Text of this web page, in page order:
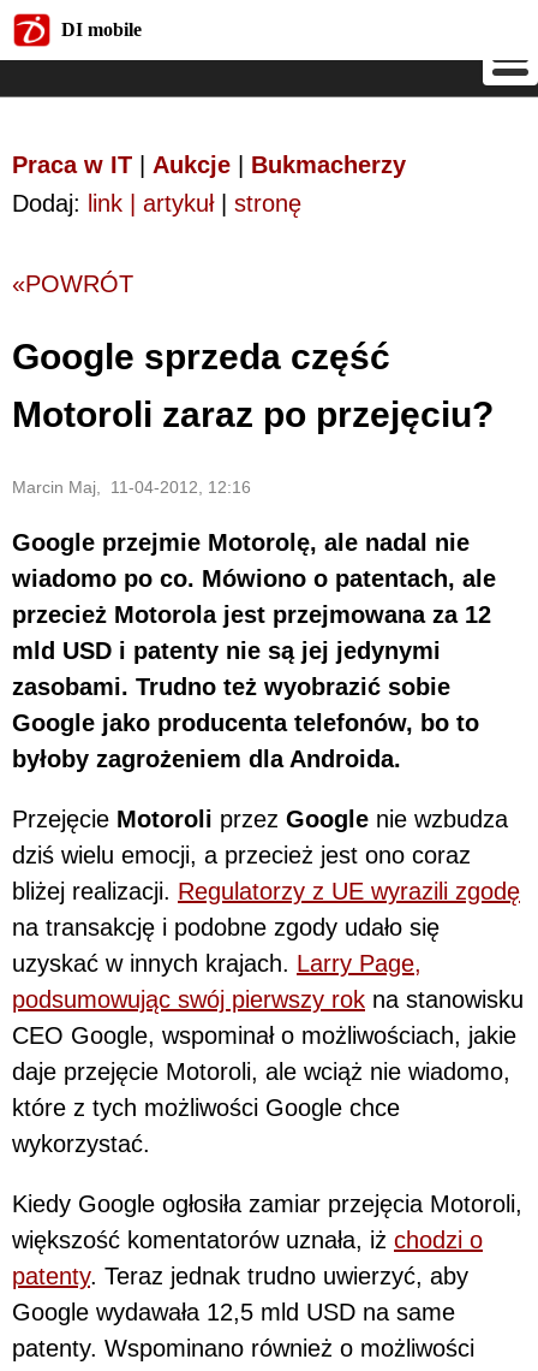
DI mobile
Praca w IT Aukcje
Bukmacherzy
Dodaj: link | artykuł| stronę
«POWRÓT
Google sprzeda część
Motoroli zaraz po przejęciu?
Marcin Maj, 11-04-2012, 12:16
Google przejmie Motorolę, ale nadal nie
wiadomo po co. Mówiono o patentach, ale
przecież Motorola jest przejmowana za 12
mld USD i patenty nie są jej jedynymi
zasobami. Trudno też wyobrazić sobie
Google jako producenta telefonów, bo to
byłoby zagrożeniem dla Androida.
Przejęcie Motoroli przez Google nie wzbudza
dziś wielu emocji, a przecież jest ono coraz
bliżej realizacji. Regulatorzy z UE wyrazili zgodę
na transakcję i podobne zgody udało się
uzyskać w innych krajach. Larry Page,
podsumowując swój pierwszy rok na stanowisku
CEO Google, wspominał o możliwościach, jakie
daje przejęcie Motoroli, ale wciąż nie wiadomo,
które z tych możliwości Google chce
wykorzystać.
Kiedy Google ogłosiła zamiar przejęcia Motoroli,
większość komentatorów uznała, iż chodzi o
patenty. Teraz jednak trudno uwierzyć, aby
Google wydawała 12,5 mld USD na same
patenty. Wspominano również o możliwości
DI mobile